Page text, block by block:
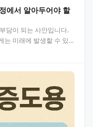
에서 알아두어야 할
담이 되는 사안입니다.
는 미래에 발생할 수 있
하는 것이 중요합…